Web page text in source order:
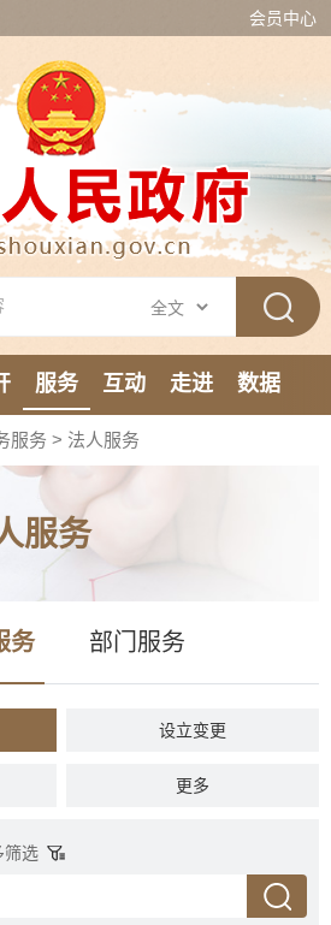
会员中心
服务 互动 走进
数据
新媒体
服务 > 法人服务
服务
务 部门服务
设立变更
税收财务
更多
筛选